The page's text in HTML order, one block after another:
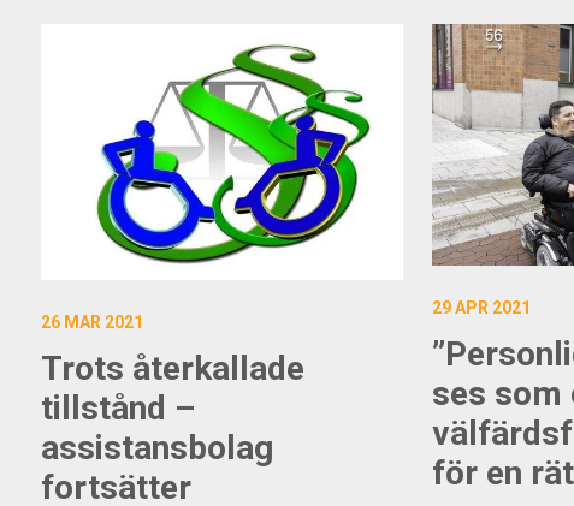
26 MAR 2021
Trots återkallade
tillstånd –
assistansbolag
fortsätter
29 APR 2021
ses som
för en